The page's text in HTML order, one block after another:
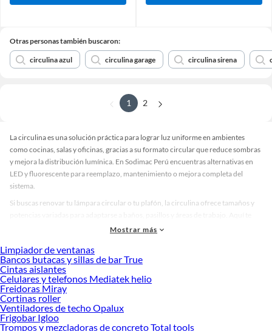
Otras personas también buscaron:
circulina azul circulina garage circulina sirena
1 2
La circulina es una solución práctica para lograr luz uniforme en ambientes
como cocinas, salas y oficinas, gracias a su formato circular que reduce sombras
y mejora la distribución lumínica. En Sodimac Perú encuentras alternativas en
LED y fluorescente para reemplazo, mantenimiento o mejora completa del
sistema.
Si buscas renovar tu lámpara circular o tu plafón, la circulina ofrece tamaños y
ayudamos a elegir entre tubo circular fluorescente y circulina LED, revisar
circulina LED vs. fluorescente: ¿qué opción te conviene?
La circulina LED destaca por su bajo consumo, encendido inmediato y mayor
vida útil, ideal si deseas eficiencia y menor mantenimiento. Además, su luz
estable evita parpadeos visibles, lo que mejora la comodidad visual en tareas
cotidianas.
Por su parte, la circulina fluorescente o aro fluorescente sigue siendo una
Mostrar más
Limpiador de ventanas
Bancos butacas y sillas de bar True
Cintas aislantes
Celulares y telefonos Mediatek helio
Freidoras Miray
Cortinas roller
Ventiladores de techo Opalux
Frigobar Igloo
Trompos y mezcladoras de concreto Total tools